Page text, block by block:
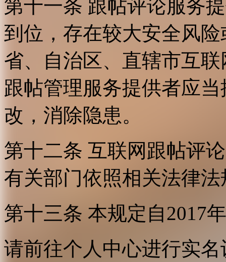
第十一条 跟帖评论服务
到位，存在较大安全风
省、自治区、直辖市互
跟帖管理服务提供者应
改，消除隐患。
第十二条 互联网跟帖评
有关部门依照相关法律
第十三条 本规定自2017
请前往个人中心进行实名